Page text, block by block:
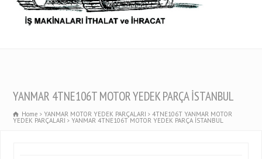
YANMAR 4TNE106T MOTOR YEDEK PARÇA İSTANBUL
Home YANMAR MOTOR YEDEK PARÇALARI 4TNE106T YANMAR MOTOR
YEDEK PARÇALARI YANMAR 4TNE106T MOTOR YEDEK PARÇA İSTANBUL